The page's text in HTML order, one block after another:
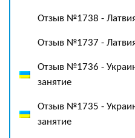
Отзыв №1738 -
Отзыв №1737 -
Отзыв №1736 -
занятие
Отзыв №1735 -
занятие